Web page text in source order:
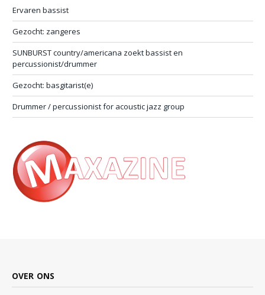
Ervaren bassist
Gezocht: zangeres
SUNBURST country/americana zoekt bassist en
percussionist/drummer
Gezocht: basgitarist(e)
Drummer / percussionist for acoustic jazz group
OVER ONS